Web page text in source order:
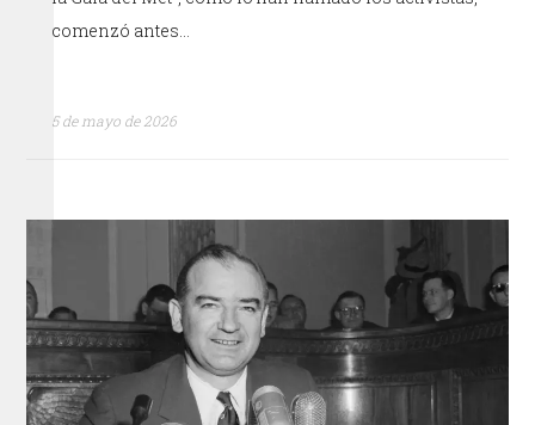
comenzó antes…
5 de mayo de 2026